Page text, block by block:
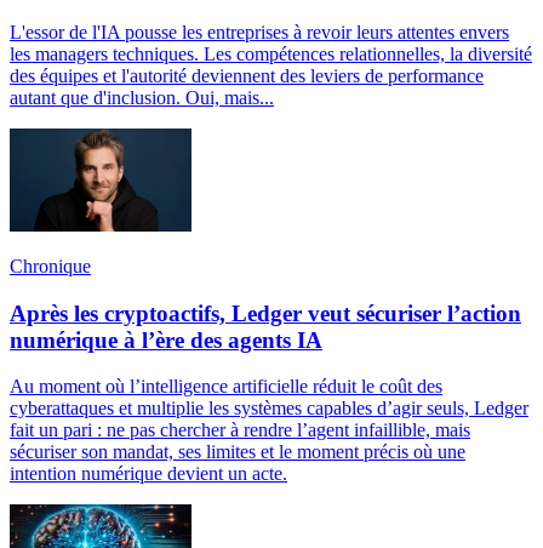
L'essor de l'IA pousse les entreprises à revoir leurs attentes envers
les managers techniques. Les compétences relationnelles, la diversité
des équipes et l'autorité deviennent des leviers de performance
autant que d'inclusion. Oui, mais...
Chronique
Après les cryptoactifs, Ledger veut sécuriser l’action
numérique à l’ère des agents IA
Au moment où l’intelligence artificielle réduit le coût des
cyberattaques et multiplie les systèmes capables d’agir seuls, Ledger
fait un pari : ne pas chercher à rendre l’agent infaillible, mais
sécuriser son mandat, ses limites et le moment précis où une
intention numérique devient un acte.